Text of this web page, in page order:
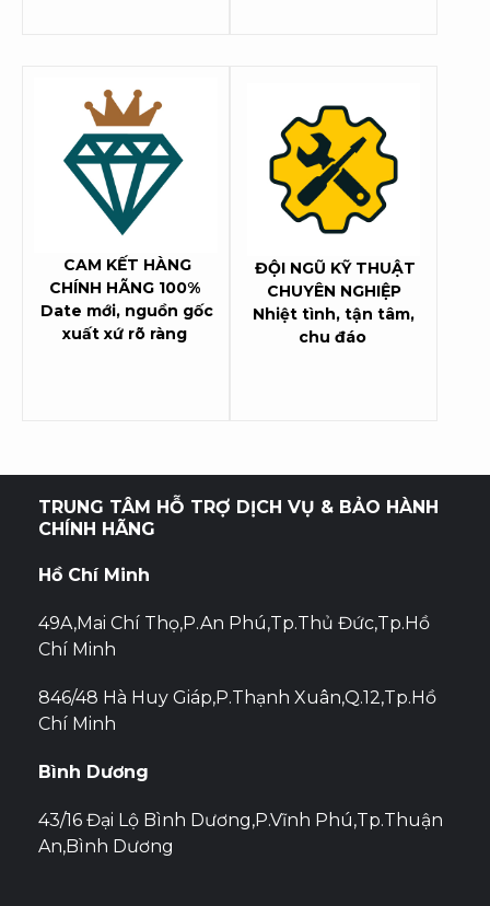
CAM KẾT HÀNG
CHÍNH HÃNG 100%
Date mới, nguồn gốc
xuất xứ rõ ràng
ĐỘI NGŨ KỸ THUẬT
CHUYÊN NGHIỆP
Nhiệt tình, tận tâm,
chu đáo
TRUNG TÂM HỖ TRỢ DỊCH VỤ & BẢO HÀNH
CHÍNH HÃNG
Hồ Chí Minh
49A,Mai Chí Thọ,P.An Phú,Tp.Thủ Đức,Tp.Hồ
Chí Minh
846/48 Hà Huy Giáp,P.Thạnh Xuân,Q.12,Tp.Hồ
Chí Minh
Bình Dương
43/16 Đại Lộ Bình Dương,P.Vĩnh Phú,Tp.Thuận
An,Bình Dương